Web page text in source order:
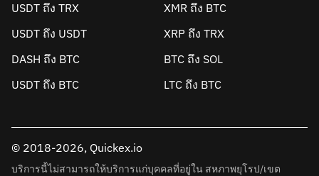
USDT ถึง TRX
XMR ถึง BTC
USDT ถึง USDT
XRP ถึง TRX
DASH ถึง BTC
BTC ถึง SOL
USDT ถึง BTC
LTC ถึง BTC
© 2018-2026, Quickex.io
บริการนี้ไม่สามารถให้บริการแก่บุคคลที่อยู่ใน สหภาพยุโรป/เขต